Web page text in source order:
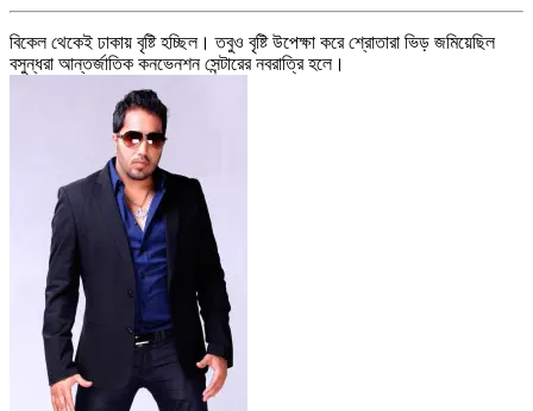
বিকেল থেকেই ঢাকায় বৃষ্টি হচ্ছিল। তবুও বৃষ্টি উপেক্ষা করে শ্রোতারা ভিড় জমিয়েছিল
বসুন্ধরা আন্তর্জাতিক কনভেনশন সেন্টারের নবরাত্রি হলে।